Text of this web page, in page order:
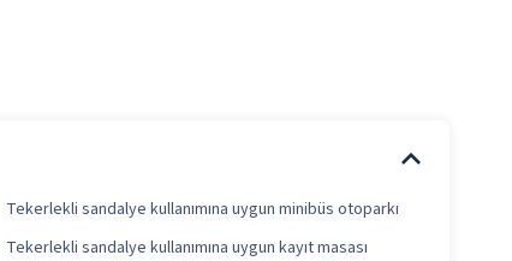
Tekerlekli sandalye kullanımına uygun minibüs otoparkı
Tekerlekli sandalye kullanımına uygun kayıt masası